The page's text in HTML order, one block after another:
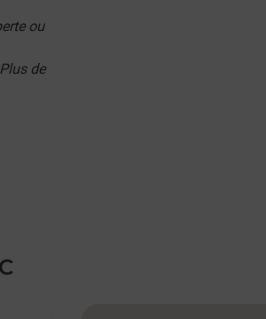
ou
de